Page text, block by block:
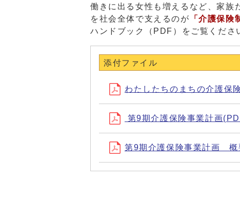
働きに出る女性も増えるなど、家族
を社会全体で支えるのが 「介護保険
ハンドブック（PDF）をご覧くださ
添付ファイル
わたしたちのまちの介護保
第9期介護保険事業計画
第9期介護保険事業計画